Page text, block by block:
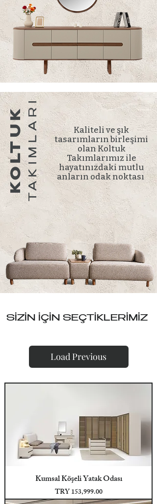
Kaliteli ve şık
tasarımların birleşimi
olan Koltuk
Takımlarımız ile
hayatınızdaki mutlu
anların odak noktası
KOLTUKTAKIMLARI
SİZİN İÇİN SEÇTİKLERİMİZ
Load Previous
Kumsal Köşeli Yatak Odası
Price
TRY 153,999.00